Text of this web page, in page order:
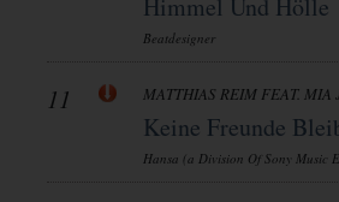
Himmel Und Hölle
Beatdesigner
11 MATTHIAS REIM FEAT. MIA
Keine Freunde
Hansa (a Division Of Sony Music